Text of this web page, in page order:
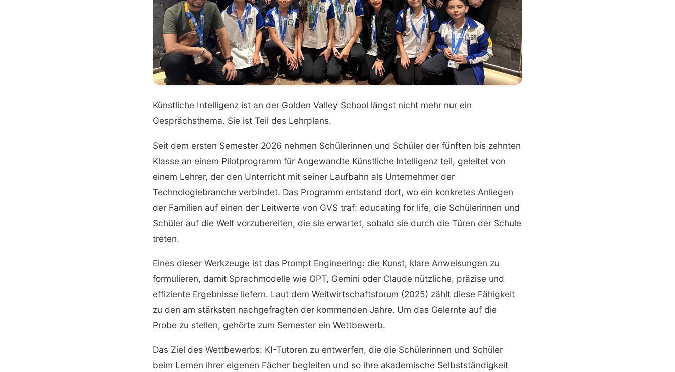
Künstliche Intelligenz ist an der Golden Valley School längst nicht mehr nur ein
Gesprächsthema. Sie ist Teil des Lehrplans.
Seit dem ersten Semester 2026 nehmen Schülerinnen und Schüler der fünften bis zehnten
Klasse an einem Pilotprogramm für Angewandte Künstliche Intelligenz teil, geleitet von
einem Lehrer, der den Unterricht mit seiner Laufbahn als Unternehmer der
Technologiebranche verbindet. Das Programm entstand dort, wo ein konkretes Anliegen
der Familien auf einen der Leitwerte von GVS traf: educating for life, die Schülerinnen und
Schüler auf die Welt vorzubereiten, die sie erwartet, sobald sie durch die Türen der Schule
treten.
Eines dieser Werkzeuge ist das Prompt Engineering: die Kunst, klare Anweisungen zu
formulieren, damit Sprachmodelle wie GPT, Gemini oder Claude nützliche, präzise und
effiziente Ergebnisse liefern. Laut dem Weltwirtschaftsforum (2025) zählt diese Fähigkeit
zu den am stärksten nachgefragten der kommenden Jahre. Um das Gelernte auf die
Probe zu stellen, gehörte zum Semester ein Wettbewerb.
Das Ziel des Wettbewerbs: KI-Tutoren zu entwerfen, die die Schülerinnen und Schüler
beim Lernen ihrer eigenen Fächer begleiten und so ihre akademische Selbstständigkeit